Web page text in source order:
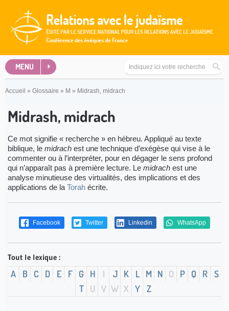
MENU
Accueil » Glossaire » M » Midrash, midrach
Midrash, midrach
Ce mot signifie « recherche » en hébreu. Appliqué au texte
biblique, le midrach est une technique d’exégèse qui vise à le
commenter ou à l’interpréter, pour en dégager le sens profond
qui n’apparaît pas à première lecture. Le mi­drach est une
analyse minutieuse des virtualités, des implications et des
applications de la Torah écrite.
Facebook Twitter Linkedin WhatsApp
Tout le lexique :
A B C D E F G H I J K L M N O P Q R S
T
U V W X Y Z